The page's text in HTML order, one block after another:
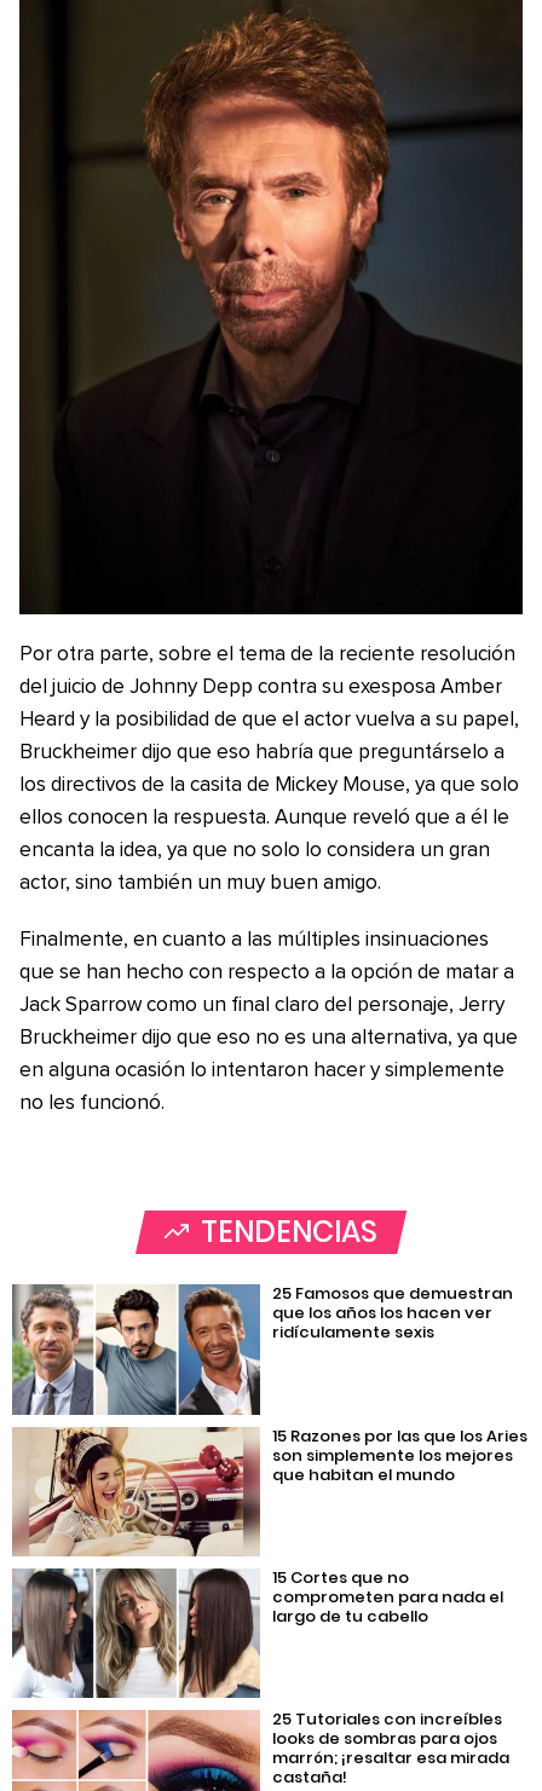
Por otra parte, sobre el tema de la reciente resolución
del juicio de Johnny Depp contra su exesposa Amber
Heard y la posibilidad de que el actor vuelva a su papel,
Bruckheimer dijo que eso habría que preguntárselo a
los directivos de la casita de Mickey Mouse, ya que solo
ellos conocen la respuesta. Aunque reveló que a él le
encanta la idea, ya que no solo lo considera un gran
actor, sino también un muy buen amigo.
Finalmente, en cuanto a las múltiples insinuaciones
que se han hecho con respecto a la opción de matar a
Jack Sparrow como un final claro del personaje, Jerry
Bruckheimer dijo que eso no es una alternativa, ya que
en alguna ocasión lo intentaron hacer y simplemente
no les funcionó.
TENDENCIAS
25 Famosos que demuestran
que los años los hacen ver
ridículamente sexis
15 Razones por las que los Aries
son simplemente los mejores
que habitan el mundo
15 Cortes que no
comprometen para nada el
largo de tu cabello
25 Tutoriales con increíbles
looks de sombras para ojos
marrón; ¡resaltar esa mirada
castaña!